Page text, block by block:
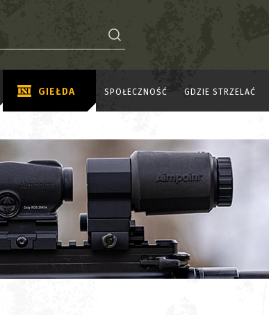
GIEŁDA SPOŁECZNOŚĆ GDZIE STRZELAĆ